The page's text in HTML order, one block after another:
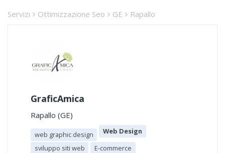
Servizi Ottimizzazione Seo GE Rapallo
GraficAmica
Rapallo (GE)
web graphic design
Web Design
sviluppo siti web
E-commerce